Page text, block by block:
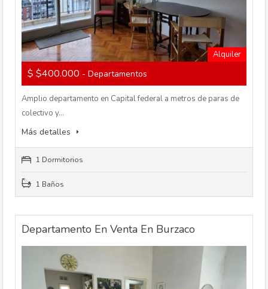
Alquiler
$ $400.000 - Departamentos
Amplio departamento en Capital federal a metros de paras de
colectivo y…
Más detalles
1 Dormitorios
1 Baños
Departamento En Venta En Burzaco